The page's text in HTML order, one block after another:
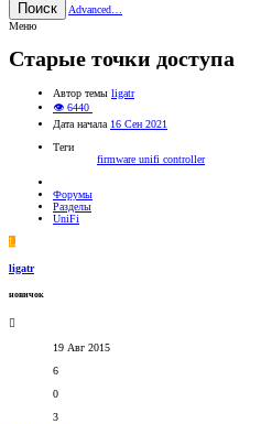
Поиск
Advanced…
Меню
Старые точки доступа
Автор темы ligatr
👁 6440
Дата начала 16 Сен 2021
Теги
firmware unifi controller
Форумы
Разделы
UniFi
L
ligatr
новичок
19 Авг 2015
6
0
3